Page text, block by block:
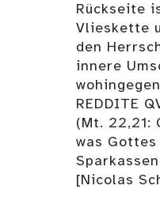
Rückseite
Vlieskette
den
innere
REDDITE
(Mt. 22,21:
was
[Nicolas